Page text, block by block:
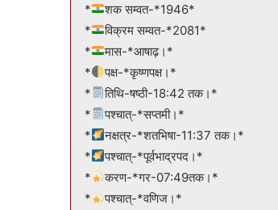
*
शक सम्वत-*1946*
*
विक्रम सम्वत-*2081*
*
मास-*आषाढ़।*
*
पक्ष-*कृष्णपक्ष।*
*
तिथि-षष्ठी-18:42 तक।*
*
पश्चात्-*सप्तमी।*
*
नक्षत्र-*शतभिषा-11:37 तक।*
*
पश्चात्-*पूर्वभाद्रपद।*
*
करण-*गर-07:49तक।*
*
पश्चात्-*वणिज।*